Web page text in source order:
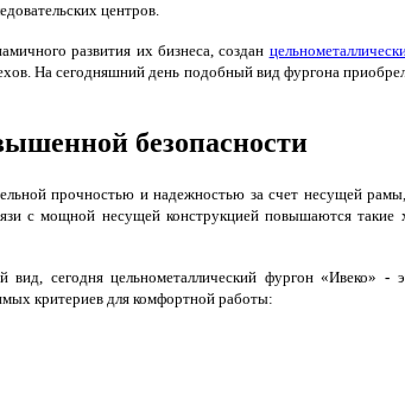
центров.
развития их бизнеса, создан
На сегодняшний день подобный вид фургона
безопасности
прочностью и надежностью за счет несущей
с мощной несущей конструкцией повышаются такие
вид, сегодня цельнометаллический фургон «Ивеко»-
критериев для комфортной работы: